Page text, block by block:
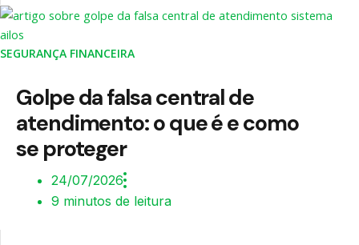
SEGURANÇA FINANCEIRA
Golpe da falsa central de
atendimento: o que é e como
se proteger
24/07/2026
9 minutos de leitura